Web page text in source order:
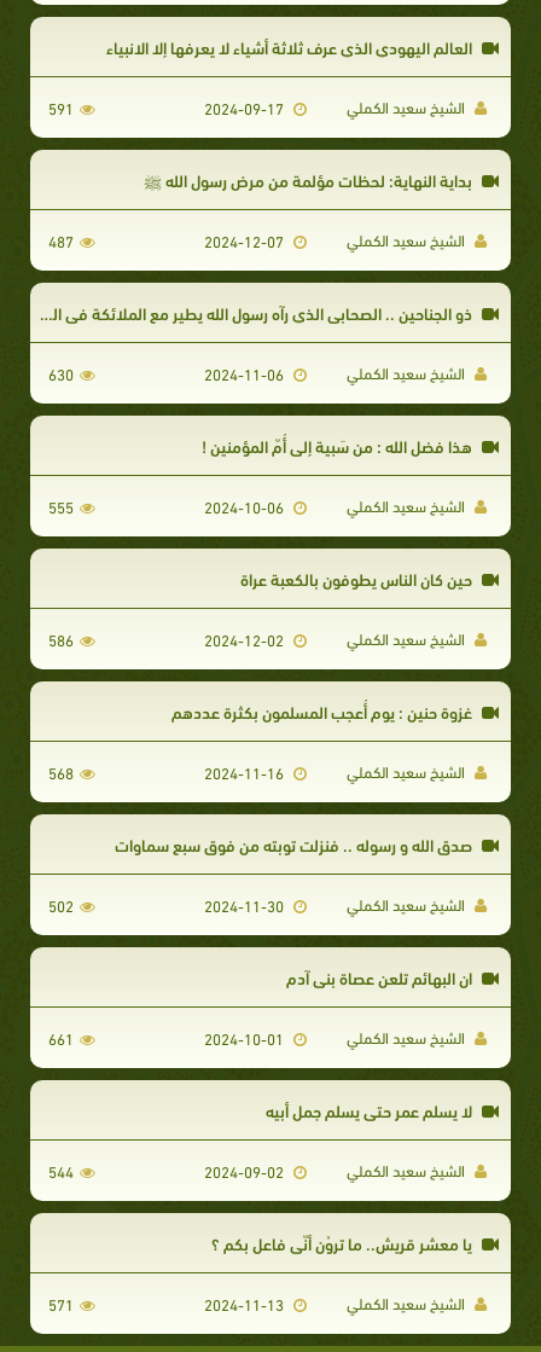
العالم اليهودي الذي عرف ثلاثة أشياء لا يعرفها إلا الانبياء
الشيخ سعيد الكملي 591
بداية النهاية: لحظات مؤلمة من مرض رسول الله ﷺ
الشيخ سعيد الكملي 487
ذو الجناحين .. الصحابي الذي رآه رسول الله يطير مع الملائكة في الجنة
الشيخ سعيد الكملي 2024-11-06
630
هذا فضل الله : من سَبِية إلى أُمّ المؤمنين !
الشيخ سعيد الكملي 2024-10-06
555
حين كان الناس يطوفون بالكعبة عراة
الشيخ سعيد الكملي 586
غزوة حنين : يوم أُعجب المسلمون بكثرة عددهم
الشيخ سعيد الكملي 2024-11-16
568
صدق الله و رسوله .. فنزلت توبته من فوق سبع سماوات
الشيخ سعيد الكملي 2024-11-30
502
ان البهائم تلعن عصاة بني آدم
الشيخ سعيد الكملي 661
‏لا يسلم عمر حتى يسلم جمل أبيه
الشيخ سعيد الكملي 544
يا معشر قريش.. ما تروْن أنّي فاعل بكم ؟
الشيخ سعيد الكملي 2024-11-13
571